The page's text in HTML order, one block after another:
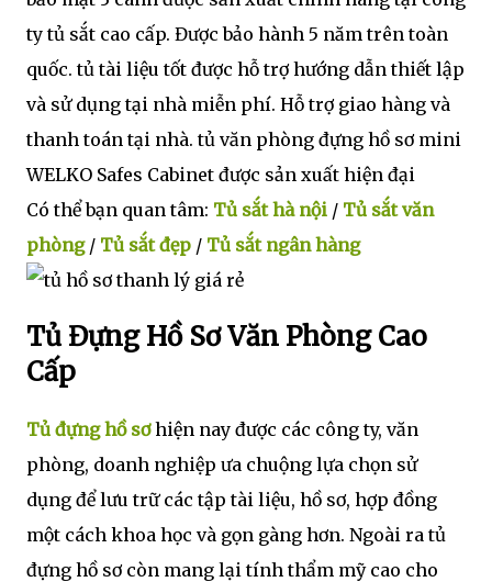
ty tủ sắt cao cấp. Được bảo hành 5 năm trên toàn
quốc. tủ tài liệu tốt được hỗ trợ hướng dẫn thiết lập
và sử dụng tại nhà miễn phí. Hỗ trợ giao hàng và
thanh toán tại nhà. tủ văn phòng đựng hồ sơ mini
WELKO Safes Cabinet được sản xuất hiện đại
Có thể bạn quan tâm: Tủ sắt hà nội / Tủ sắt văn
phòng/ Tủ sắt đẹp / Tủ sắt ngân hàng
Tủ Đựng Hồ Sơ Văn Phòng Cao
Cấp
Tủ đựng hồ sơhiện nay được các công ty, văn
phòng, doanh nghiệp ưa chuộng lựa chọn sử
dụng để lưu trữ các tập tài liệu, hồ sơ, hợp đồng
một cách khoa học và gọn gàng hơn. Ngoài ra tủ
đựng hồ sơ còn mang lại tính thẩm mỹ cao cho